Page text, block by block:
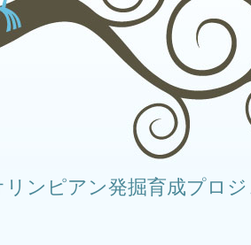
リンピアン発掘育成プロ